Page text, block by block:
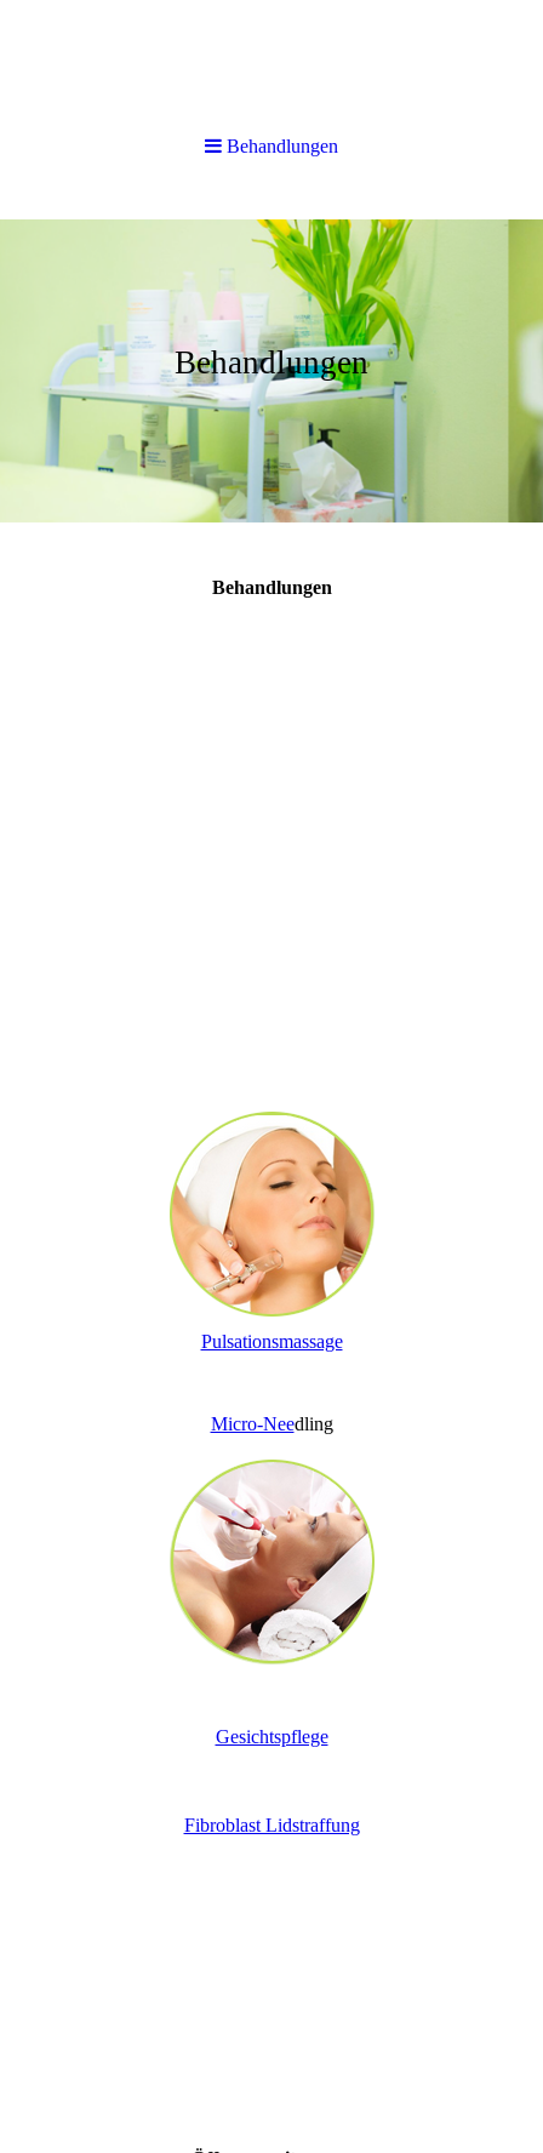
Behandlungen
Behandlungen
Pulsationsmassage
Micro-Needling
Gesichtspflege
Fibroblast Lidstraffung
Behandlungen